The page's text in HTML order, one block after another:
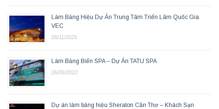
Làm Bảng Hiệu Dự Án Trung Tâm Triển Lãm Quốc Gia
VEC
26/11/2025
Làm Bảng Biển SPA – Dự Án TATU SPA
26/05/2022
Dự án làm bảng hiệu Sheraton Cần Thơ – Khách Sạn